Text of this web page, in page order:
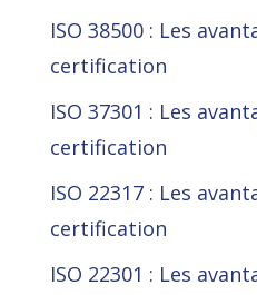
ISO 38500 : Les
certification
ISO 37301 : Les
certification
ISO 22317 : Les
certification
ISO 22301 : Les